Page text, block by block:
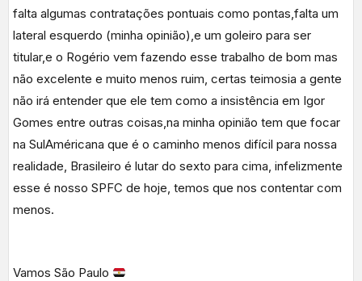
falta algumas contratações pontuais como pontas,falta um
lateral esquerdo (minha opinião),e um goleiro para ser
titular,e o Rogério vem fazendo esse trabalho de bom mas
não excelente e muito menos ruim, certas teimosia a gente
não irá entender que ele tem como a insistência em Igor
Gomes entre outras coisas,na minha opinião tem que focar
na SulAméricana que é o caminho menos difícil para nossa
realidade, Brasileiro é lutar do sexto para cima, infelizmente
esse é nosso SPFC de hoje, temos que nos contentar com
menos.
Vamos São Paulo